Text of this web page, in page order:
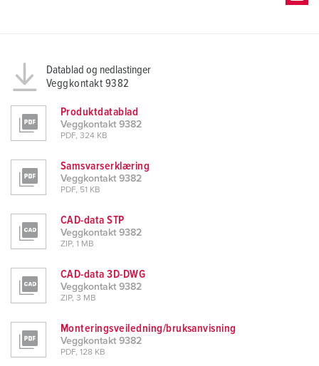
Datablad og nedlastinger
Veggkontakt 9382
Produktdatablad
Veggkontakt 9382
PDF, 324 KB
Samsvarserklæring
Veggkontakt 9382
PDF, 51 KB
CAD-data STP
Veggkontakt 9382
ZIP, 1 MB
CAD-data 3D-DWG
Veggkontakt 9382
ZIP, 3 MB
Monteringsveiledning/bruksanvisning
Veggkontakt 9382
PDF, 128 KB